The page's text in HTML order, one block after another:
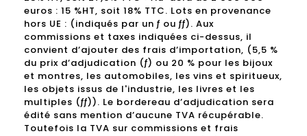
euros : 15 %HT, soit 18% TTC. Lots en provenance
hors UE : (indiqués par un ƒ ou ƒƒ). Aux
commissions et taxes indiquées ci-dessus, il
convient d’ajouter des frais d’importation, (5,5 %
du prix d’adjudication (ƒ) ou 20 % pour les bijoux
et montres, les automobiles, les vins et spiritueux,
les objets issus de l'industrie, les livres et les
multiples (ƒƒ)). Le bordereau d’adjudication sera
édité sans mention d’aucune TVA récupérable.
Toutefois la TVA sur commissions et frais